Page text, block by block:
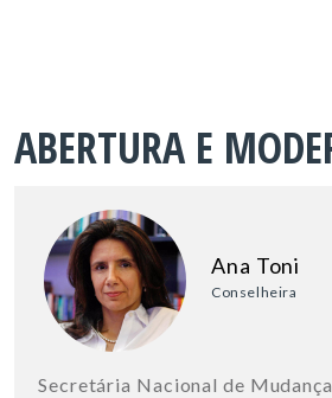
ABERTURA E
Ana Toni
Conselheira
Secretária Nacional de